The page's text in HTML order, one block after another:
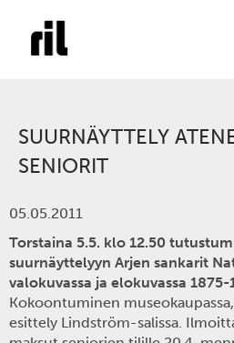
SUURNÄYTTELY
SENIORIT
05.05.2011
Torstaina 5.5. klo 12.50
suurnäyttelyyn Arjen sankarit
valokuvassa ja elokuvassa 1875-
Kokoontuminen
esittely Lindström-salissa.